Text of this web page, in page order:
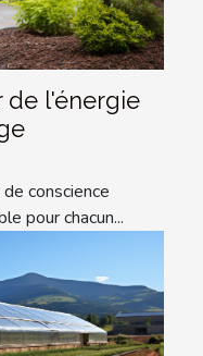
de l'énergie
conscience
pour chacun...